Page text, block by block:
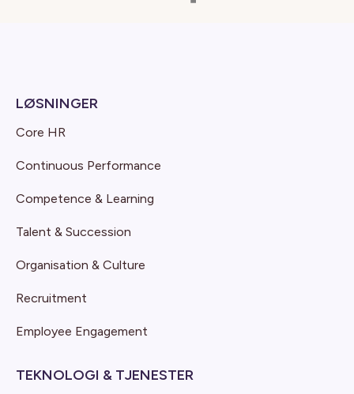
LØSNINGER
Core HR
Continuous Performance
Competence & Learning
Talent & Succession
Organisation & Culture
Recruitment
Employee Engagement
TEKNOLOGI & TJENESTER